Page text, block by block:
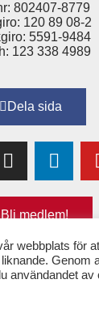
802407-8779
120 89 08-2
5591-9484
123 338 4989
Dela sida
Bli medlem!
2,6
webbplats för
Genom
användandet av